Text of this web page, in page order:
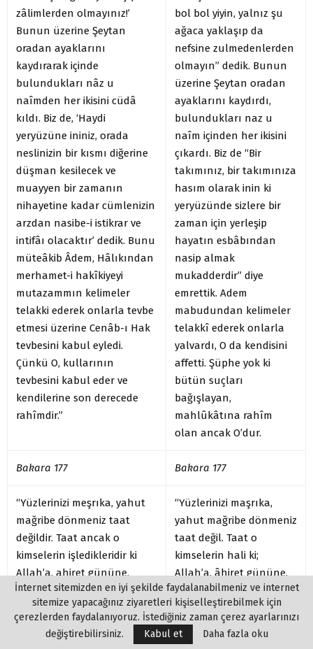
zâlimlerden olmayınız!’
Bunun üzerine Şeytan
oradan ayaklarını
kaydırarak içinde
bulundukları nâz u
naîmden her ikisini cüdâ
kıldı. Biz de, ‘Haydi
yeryüzüne ininiz, orada
neslinizin bir kısmı diğerine
düşman kesilecek ve
muayyen bir zamanın
nihayetine kadar cümlenizin
arzdan nasibe-i istikrar ve
intifâı olacaktır’ dedik. Bunu
müteâkib Âdem, Hâlıkından
merhamet-i hakîkiyeyi
mutazammın kelimeler
telakki ederek onlarla tevbe
etmesi üzerine Cenâb-ı Hak
tevbesini kabul eyledi.
Çünkü O, kullarının
tevbesini kabul eder ve
kendilerine son derecede
rahîmdir.”
bol bol yiyin, yalnız şu
ağaca yaklaşıp da
nefsine zulmedenlerden
olmayın” dedik. Bunun
üzerine Şeytan oradan
ayaklarını kaydırdı,
bulundukları naz u
naîm içinden her ikisini
çıkardı. Biz de “Bir
takımınız, bir takımınıza
hasım olarak inin ki
yeryüzünde sizlere bir
zaman için yerleşip
hayatın esbâbından
nasip almak
mukadderdir” diye
emrettik. Adem
mabudundan kelimeler
telakkî ederek onlarla
yalvardı, O da kendisini
affetti. Şüphe yok ki
bütün suçları
bağışlayan,
mahlûkâtına rahîm
olan ancak O’dur.
Bakara 177 Bakara 177
“Yüzlerinizi meşrıka, yahut
mağribe dönmeniz taat
değildir. Taat ancak o
kimselerin işledikleridir ki
Allah’a, ahiret gününe,
meleklere, Kitab’a,
peygamberlere inanır;
sevdiği malını hısımlarına,
yetimlere, biçarelere, yolda
“Yüzlerinizi maşrıka,
yahut mağribe dönmeniz
taat değil. Taat o
kimselerin hali ki;
Allah’a, âhiret gününe,
meleklere, Kitaba,
peygamberlere inanır.
Sevdiği malını
hısımlarına, öksüzlere,
İnternet sitemizden en iyi şekilde faydalanabilmeniz ve internet
sitemize yapacağınız ziyaretleri kişiselleştirebilmek için
çerezlerden faydalanıyoruz. İstediğiniz zaman çerez ayarlarınızı
değiştirebilirsiniz.
Kabul et Daha fazla oku